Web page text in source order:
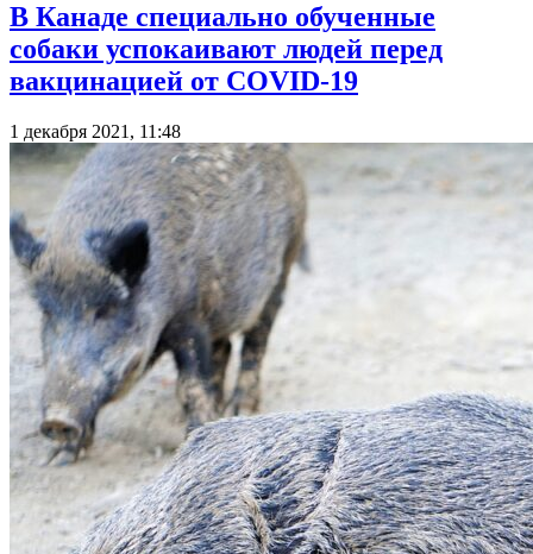
В Канаде специально обученные
собаки успокаивают людей перед
вакцинацией от COVID-19
1 декабря 2021, 11:48